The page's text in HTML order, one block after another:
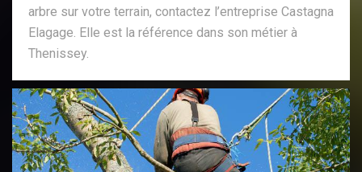
arbre sur votre terrain, contactez l’entreprise Castagna
Elagage. Elle est la référence dans son métier à
Thenissey.